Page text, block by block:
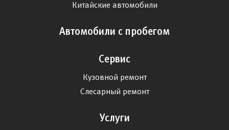
Китайские автомобили
Автомобили с пробегом
Сервис
Кузовной ремонт
Слесарный ремонт
Услуги